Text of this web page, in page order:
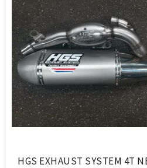
HGS EXHAUST SYSTEM 4T